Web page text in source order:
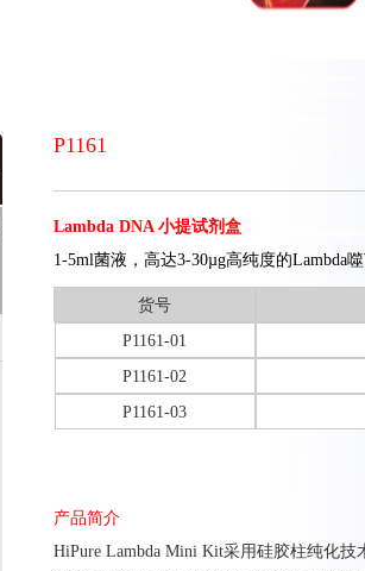
P1161
Lambda DNA 小提试剂盒
1-5ml菌液，高达3-30µg高纯度的Lambda
货号
P1161-01
P1161-02
P1161-03
产品简介
HiPure Lambda Mini Kit采用硅胶柱纯化